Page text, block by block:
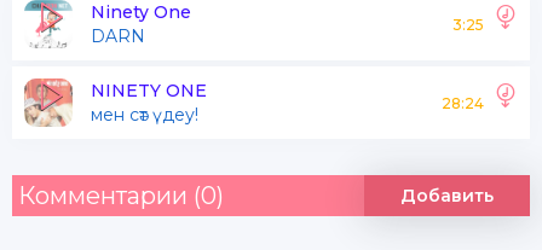
Ninety One
DARN
3:25
NINETY ONE
мен сәт үдеу!
28:24
Комментарии (0) Добавить